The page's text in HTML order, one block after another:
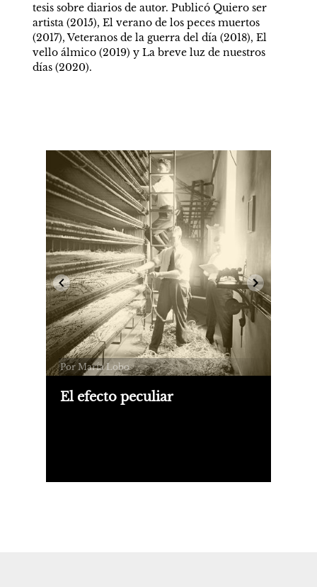
tesis sobre diarios de autor. Publicó Quiero ser
artista (2015), El verano de los peces muertos
(2017), Veteranos de la guerra del día (2018), El
vello álmico (2019) y La breve luz de nuestros
días (2020).
Por María Lobo
El efecto peculiar